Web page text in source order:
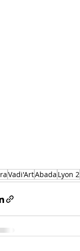
Vadi'ArtAbada Lyon 2